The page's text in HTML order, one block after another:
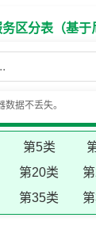
区分表（基于
据不丢失。
第5类
第20类
第35类